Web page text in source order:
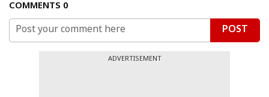
COMMENTS 0
POST
ADVERTISEMENT